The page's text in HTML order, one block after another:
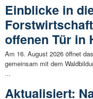
Einblicke in
offenen Tür in
Am 16. August 2026 öffnet
gemeinsam mit dem
...
Aktualisiert: